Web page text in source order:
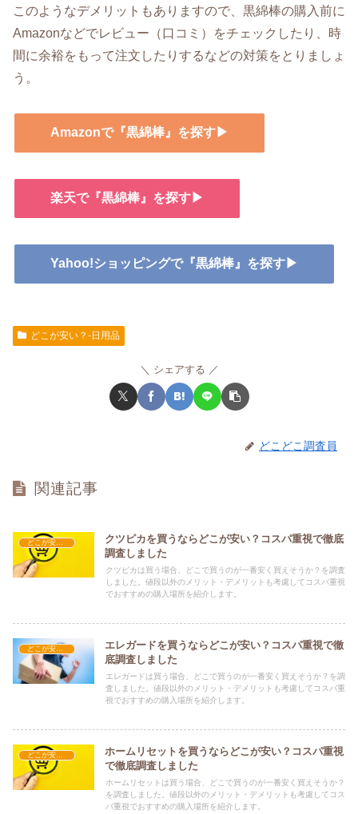
このようなデメリットもありますので、黒綿棒の購入前に
Amazonなどでレビュー（口コミ）をチェックしたり、時
間に余裕をもって注文したりするなどの対策をとりましょ
う。
Amazonで『黒綿棒』を探す▶
楽天で『黒綿棒』を探す▶
Yahoo!ショッピングで『黒綿棒』を探す▶
どこが安い？-日用品
シェアする
どこどこ調査員
関連記事
どこが安い？-日用品
クツピカを買うならどこが安い？コスパ重視で徹底
調査しました
クツピカは買う場合、どこで買うのが一番安く買えそうか？を調査
しました。値段以外のメリット・デメリットも考慮してコスパ重視
でおすすめの購入場所を紹介します。
どこが安い？-日用品
エレガードを買うならどこが安い？コスパ重視で徹
底調査しました
エレガードは買う場合、どこで買うのが一番安く買えそうか？を調
査しました。値段以外のメリット・デメリットも考慮してコスパ重
視でおすすめの購入場所を紹介します。
どこが安い？-日用品
ホームリセットを買うならどこが安い？コスパ重視
で徹底調査しました
ホームリセットは買う場合、どこで買うのが一番安く買えそうか？
を調査しました。値段以外のメリット・デメリットも考慮してコス
パ重視でおすすめの購入場所を紹介します。